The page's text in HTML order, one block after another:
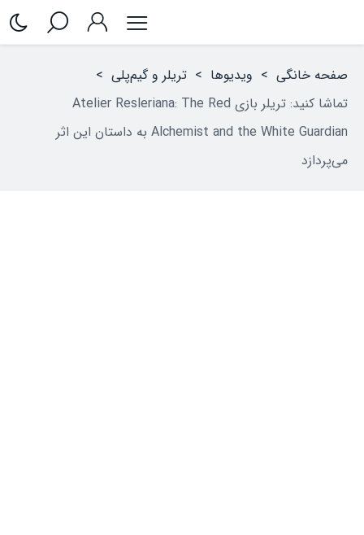
صفحه خانگی > ویدیوها > تریلر و گیم‌پلی >
تماشا کنید: تریلر بازی Atelier Resleriana: The Red
Alchemist and the White Guardian به داستان این اثر
می‌پردازد